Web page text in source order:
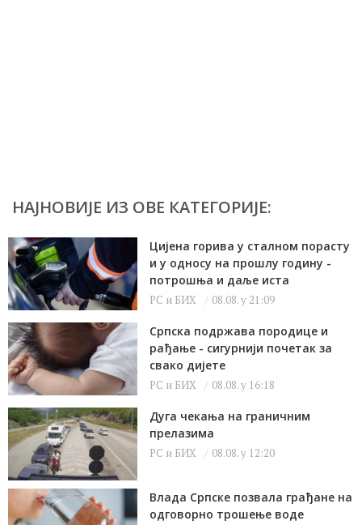
НАЈНОВИЈЕ ИЗ ОВЕ КАТЕГОРИЈЕ:
Цијена горива у сталном порасту
и у односу на прошлу годину -
потрошња и даље иста
РС и БИХ 08.08. у 21:09
Српска подржава породице и
рађање - сигурнији почетак за
свако дијете
РС и БИХ 08.08. у 16:18
Дуга чекања на граничним
прелазима
РС и БИХ 08.08. у 12:20
Влада Српске позвала грађане на
одговорно трошење воде